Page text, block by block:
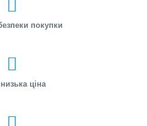
покупки
ціна